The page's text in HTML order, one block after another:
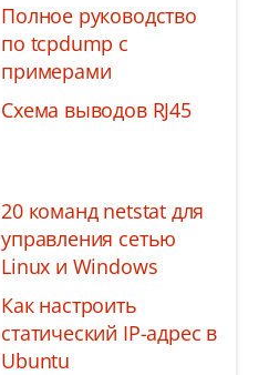
Полное руководство
по tcpdump с
примерами
Схема выводов RJ45
20 команд netstat для
управления сетью
Linux и Windows
Как настроить
статический IP-адрес в
Ubuntu